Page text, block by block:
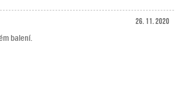
26. 11. 2020
balení.